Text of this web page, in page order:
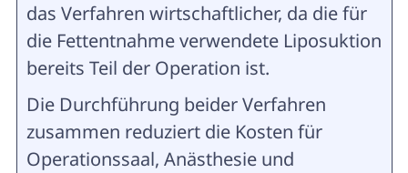
das Verfahren wirtschaftlicher, da die für
die Fettentnahme verwendete Liposuktion
bereits Teil der Operation ist.
Die Durchführung beider Verfahren
zusammen reduziert die Kosten für
Operationssaal, Anästhesie und